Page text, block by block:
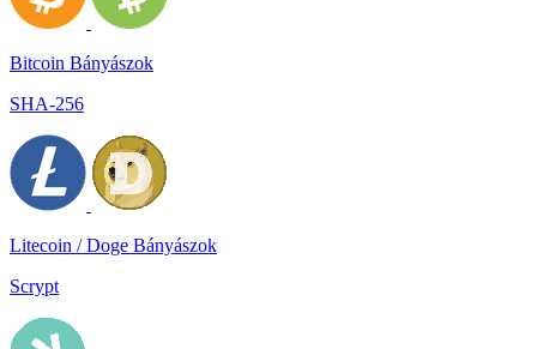
Bitcoin Bányászok
SHA-256
Litecoin / Doge Bányászok
Scrypt